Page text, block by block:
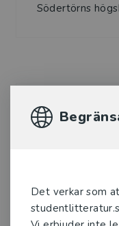
Det verkar som
Södertörns
och arbetar nu
området. H...